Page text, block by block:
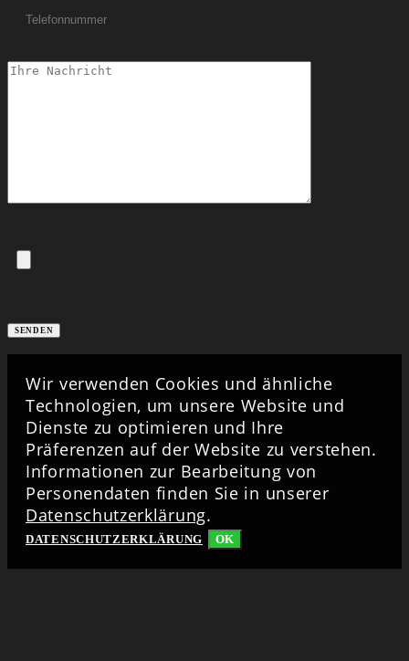
Wir verwenden Cookies und ähnliche
Technologien, um unsere Website und
Dienste zu optimieren und Ihre
Präferenzen auf der Website zu verstehen.
Informationen zur Bearbeitung von
Personendaten finden Sie in unserer
Datenschutzerklärung.
DATENSCHUTZERKLÄRUNG OK